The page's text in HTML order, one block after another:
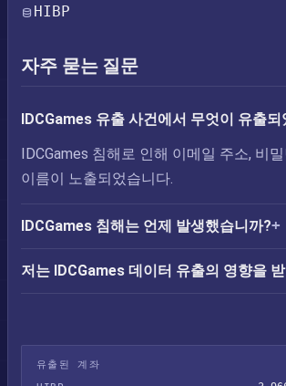
HIBP
자주 묻는 질문
IDCGames 유출 사건에서 무엇이 유출되
IDCGames 침해로 인해 이메일 주소, 비
이름이 노출되었습니다.
IDCGames 침해는 언제 발생했습니까?
저는 IDCGames 데이터 유출의 영향을
유출된 계좌